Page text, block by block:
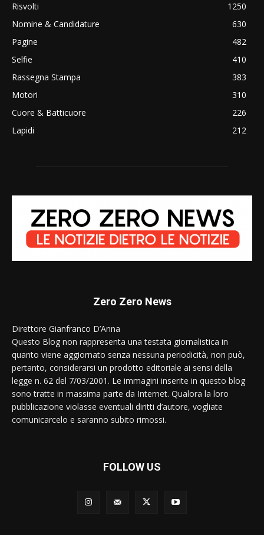
Risvolti
1250
Nomine & Candidature
630
Pagine
482
Selfie
410
Rassegna Stampa
383
Motori
310
Cuore & Batticuore
226
Lapidi
212
Zero Zero News
Direttore Gianfranco D’Anna
Questo Blog non rappresenta una testata giornalistica in
quanto viene aggiornato senza nessuna periodicità, non può,
pertanto, considerarsi un prodotto editoriale ai sensi della
legge n. 62 del 7/03/2001. Le immagini inserite in questo blog
sono tratte in massima parte da Internet. Qualora la loro
pubblicazione violasse eventuali diritti d’autore, vogliate
comunicarcelo e saranno subito rimossi.
FOLLOW US